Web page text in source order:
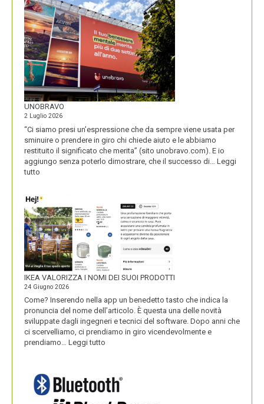
UNOBRAVO
2 Luglio 2026
“Ci siamo presi un’espressione che da sempre viene usata per
sminuire o prendere in giro chi chiede aiuto e le abbiamo
restituito il significato che merita” (sito unobravo.com). E io
aggiungo senza poterlo dimostrare, che il successo di… Leggi
tutto
IKEA VALORIZZA I NOMI DEI SUOI PRODOTTI
24 Giugno 2026
Come? Inserendo nella app un benedetto tasto che indica la
pronuncia del nome dell’articolo. È questa una delle novità
sviluppate dagli ingegneri e tecnici del software. Dopo anni che
ci scervelliamo, ci prendiamo in giro vicendevolmente e
prendiamo… Leggi tutto
NOMI
DEI